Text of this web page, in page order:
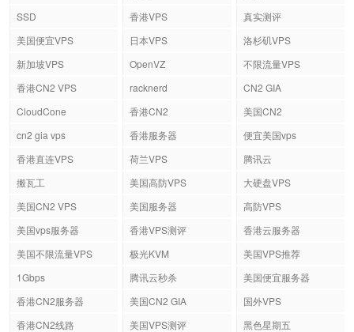
SSD
香港VPS
真实测评
美国便宜VPS
日本VPS
洛杉矶VPS
新加坡VPS
OpenVZ
不限流量VPS
香港CN2 VPS
racknerd
CN2 GIA
CloudCone
香港CN2
美国CN2
cn2 gia vps
香港服务器
便宜美国vps
香港直连VPS
荷兰VPS
腾讯云
搬瓦工
美国高防VPS
大硬盘VPS
美国CN2 VPS
美国服务器
高防VPS
美国vps服务器
香港VPS测评
香港云服务器
美国不限流量VPS
极光KVM
美国VPS推荐
1Gbps
腾讯云秒杀
美国便宜服务器
香港CN2服务器
美国CN2 GIA
国外VPS
香港CN2线路
美国VPS测评
黑色星期五